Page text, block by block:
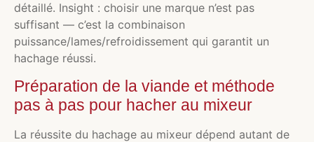
détaillé. Insight : choisir une marque n’est pas
suffisant — c’est la combinaison
puissance/lames/refroidissement qui garantit un
hachage réussi.
Préparation de la viande et méthode
pas à pas pour hacher au mixeur
La réussite du hachage au mixeur dépend autant de